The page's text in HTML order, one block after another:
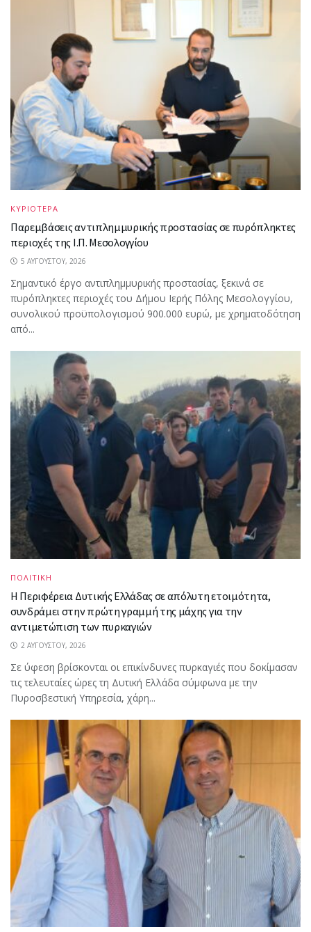
ΚΥΡΙΟΤΕΡΑ
Παρεμβάσεις αντιπλημμυρικής προστασίας σε πυρόπληκτες
περιοχές της Ι.Π. Μεσολογγίου
5 ΑΥΓΟΎΣΤΟΥ, 2026
Σημαντικό έργο αντιπλημμυρικής προστασίας, ξεκινά σε
πυρόπληκτες περιοχές του Δήμου Ιερής Πόλης Μεσολογγίου,
συνολικού προϋπολογισμού 900.000 ευρώ, με χρηματοδότηση
από...
ΠΟΛΙΤΙΚΗ
Η Περιφέρεια Δυτικής Ελλάδας σε απόλυτη ετοιμότητα,
συνδράμει στην πρώτη γραμμή της μάχης για την
αντιμετώπιση των πυρκαγιών
2 ΑΥΓΟΎΣΤΟΥ, 2026
Σε ύφεση βρίσκονται οι επικίνδυνες πυρκαγιές που δοκίμασαν
τις τελευταίες ώρες τη Δυτική Ελλάδα σύμφωνα με την
Πυροσβεστική Υπηρεσία, χάρη...